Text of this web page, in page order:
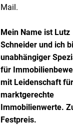
Mail.
Mein Name ist Lutz
Schneider und ich
unabhängiger
für
mit Leidenschaft für
marktgerechte
Immobilienwerte.
Festpreis.